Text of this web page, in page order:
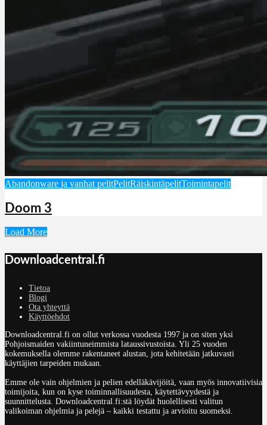
Abandonware ja vanhat pelitPelitRäiskintäpelitToimintapelit
Doom 3
Load More
Downloadcentral.fi
Tietoa
Blogi
Ota yhteyttä
Käyttöehdot
Downloadcentral.fi on ollut verkossa vuodesta 1997 ja on siten yksi
Pohjoismaiden vakiintuneimmista lataussivustoista. Yli 25 vuoden
kokemuksella olemme rakentaneet alustan, jota kehitetään jatkuvasti
käyttäjien tarpeiden mukaan.
Emme ole vain ohjelmien ja pelien edelläkävijöitä, vaan myös innovatiivisia
toimijoita, kun on kyse toiminnallisuudesta, käytettävyydestä ja
suunnittelusta. Downloadcentral.fi:stä löydät huolellisesti valitun
valikoiman ohjelmia ja pelejä – kaikki testattu ja arvioitu suomeksi.